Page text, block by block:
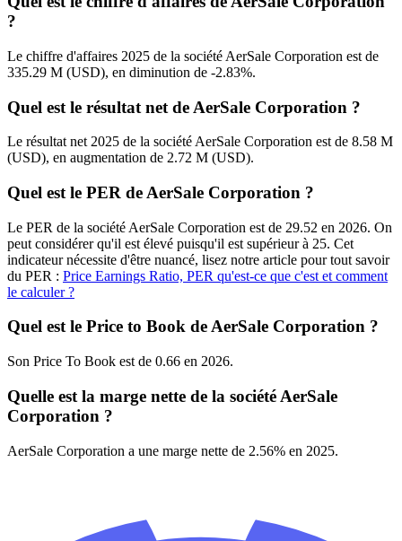
?
Le chiffre d'affaires 2025 de la société AerSale Corporation est de
335.29 M (USD), en diminution de -2.83%.
Quel est le résultat net de AerSale Corporation ?
Le résultat net 2025 de la société AerSale Corporation est de 8.58 M
(USD), en augmentation de 2.72 M (USD).
Quel est le PER de AerSale Corporation ?
Le PER de la société AerSale Corporation est de 29.52 en 2026. On
peut considérer qu'il est élevé puisqu'il est supérieur à 25. Cet
indicateur nécessite d'être nuancé, lisez notre article pour tout savoir
du PER : Price Earnings Ratio, PER qu'est-ce que c'est et comment
le calculer ?
Quel est le Price to Book de AerSale Corporation ?
Son Price To Book est de 0.66 en 2026.
Quelle est la marge nette de la société AerSale
Corporation ?
AerSale Corporation a une marge nette de 2.56% en 2025.